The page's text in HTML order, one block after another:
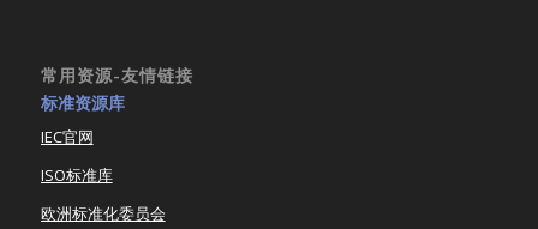
常用资源-友情链接
标准资源库
IEC官网
ISO标准库
欧洲标准化委员会